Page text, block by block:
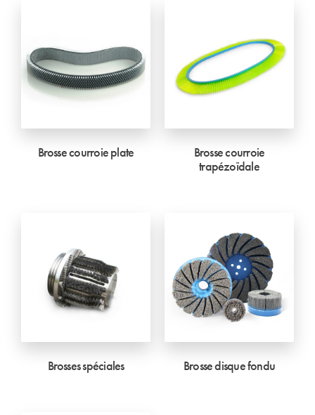
Brosse courroie plate
Brosse courroie
trapézoïdale
Brosses spéciales Brosse disque fondu